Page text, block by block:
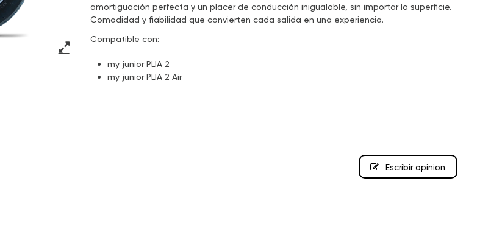
amortiguación perfecta y un placer de conducción inigualable, sin importar la superficie.
Comodidad y fiabilidad que convierten cada salida en una experiencia.
Compatible con:
my junior PLIA 2
my junior PLIA 2 Air
Escribir opinion